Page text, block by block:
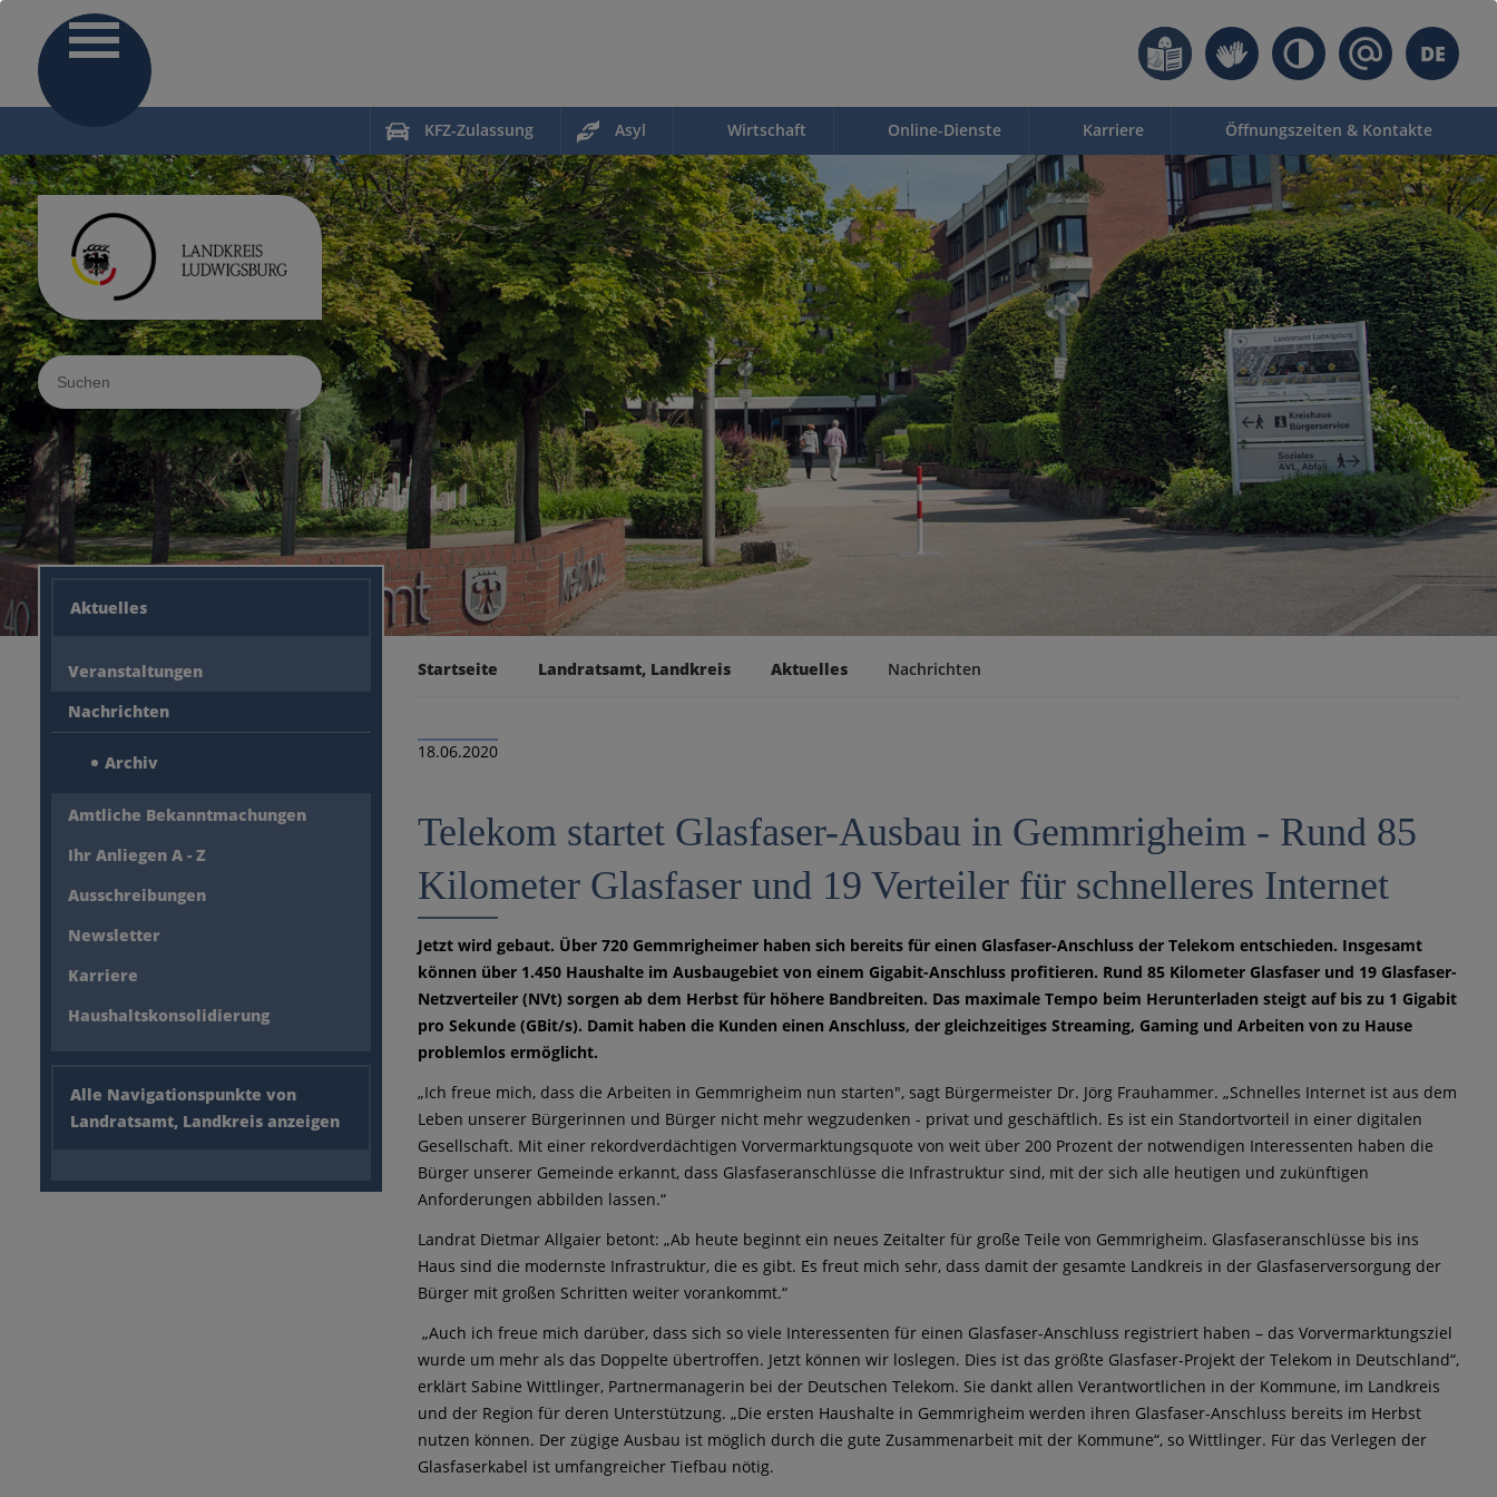
DE
KFZ-Zulassung Asyl Wirtschaft Online-Dienste Karriere Öffnungszeiten & Kontakte
Sucheingabe
Aktuelles
Veranstaltungen
Nachrichten
Archiv
Amtliche Bekanntmachungen
Ihr Anliegen A - Z
Ausschreibungen
Newsletter
Karriere
Haushaltskonsolidierung
Alle Navigationspunkte von
Landratsamt, Landkreis anzeigen
Startseite Landratsamt, Landkreis Aktuelles Nachrichten
18.06.2020
Telekom startet Glasfaser-Ausbau in Gemmrigheim - Rund 85
Kilometer Glasfaser und 19 Verteiler für schnelleres Internet
Jetzt wird gebaut. Über 720 Gemmrigheimer haben sich bereits für einen Glasfaser-Anschluss der Telekom entschieden. Insgesamt
können über 1.450 Haushalte im Ausbaugebiet von einem Gigabit-Anschluss profitieren. Rund 85 Kilometer Glasfaser und 19 Glasfaser-
Netzverteiler (NVt) sorgen ab dem Herbst für höhere Bandbreiten. Das maximale Tempo beim Herunterladen steigt auf bis zu 1 Gigabit
pro Sekunde (GBit/s). Damit haben die Kunden einen Anschluss, der gleichzeitiges Streaming, Gaming und Arbeiten von zu Hause
problemlos ermöglicht.
„Ich freue mich, dass die Arbeiten in Gemmrigheim nun starten", sagt Bürgermeister Dr. Jörg Frauhammer. „Schnelles Internet ist aus dem
Leben unserer Bürgerinnen und Bürger nicht mehr wegzudenken - privat und geschäftlich. Es ist ein Standortvorteil in einer digitalen
Gesellschaft. Mit einer rekordverdächtigen Vorvermarktungsquote von weit über 200 Prozent der notwendigen Interessenten haben die
Bürger unserer Gemeinde erkannt, dass Glasfaseranschlüsse die Infrastruktur sind, mit der sich alle heutigen und zukünftigen
Anforderungen abbilden lassen.“
Landrat Dietmar Allgaier betont: „Ab heute beginnt ein neues Zeitalter für große Teile von Gemmrigheim. Glasfaseranschlüsse bis ins
Haus sind die modernste Infrastruktur, die es gibt. Es freut mich sehr, dass damit der gesamte Landkreis in der Glasfaserversorgung der
Bürger mit großen Schritten weiter vorankommt.“
„Auch ich freue mich darüber, dass sich so viele Interessenten für einen Glasfaser-Anschluss registriert haben – das Vorvermarktungsziel
wurde um mehr als das Doppelte übertroffen. Jetzt können wir loslegen. Dies ist das größte Glasfaser-Projekt der Telekom in Deutschland“,
erklärt Sabine Wittlinger, Partnermanagerin bei der Deutschen Telekom. Sie dankt allen Verantwortlichen in der Kommune, im Landkreis
und der Region für deren Unterstützung. „Die ersten Haushalte in Gemmrigheim werden ihren Glasfaser-Anschluss bereits im Herbst
nutzen können. Der zügige Ausbau ist möglich durch die gute Zusammenarbeit mit der Kommune“, so Wittlinger. Für das Verlegen der
Glasfaserkabel ist umfangreicher Tiefbau nötig.